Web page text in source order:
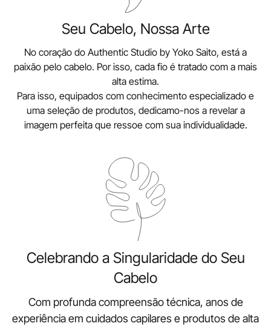
Seu Cabelo, Nossa Arte
No coração do Authentic Studio by Yoko Saito, está a
paixão pelo cabelo. Por isso, cada fio é tratado com a mais
alta estima.
Para isso, equipados com conhecimento especializado e
uma seleção de produtos, dedicamo-nos a revelar a
imagem perfeita que ressoe com sua individualidade.
Celebrando a Singularidade do Seu
Cabelo
Com profunda compreensão técnica, anos de
experiência em cuidados capilares e produtos de alta